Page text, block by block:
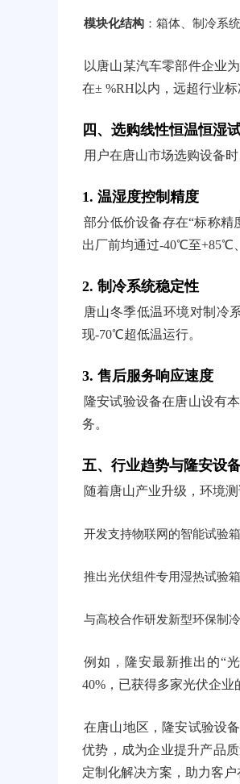
模块化结构 ：箱体、制冷系
以唐山某汽车零部件企业
在± %RH以内，远超行业标
四、选购线性恒温恒湿
用户在唐山市场选购设备
1. 温湿度控制精度
部分低价设备存在“标称精
出厂前均通过-40℃至+85℃
2. 制冷系统稳定性
唐山冬季低温环境对制冷
现-70℃超低温运行。
3. 售后服务响应速度
隆安试验设备在唐山设有
务。
五、行业趋势与隆安设
随着唐山产业升级，环境
开发支持物联网的智能试验
推出光伏组件专用湿热试验
与高校合作研发新型环保制
例如，隆安最新推出的“
40%，已获得多家光伏企业
在唐山地区，隆安试验设
优势，成为企业提升产品
定制化解决方案，助力客